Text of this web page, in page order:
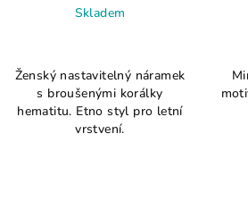
Skladem
Ženský nastavitelný náramek
s broušenými korálky
hematitu. Etno styl pro letní
vrstvení.